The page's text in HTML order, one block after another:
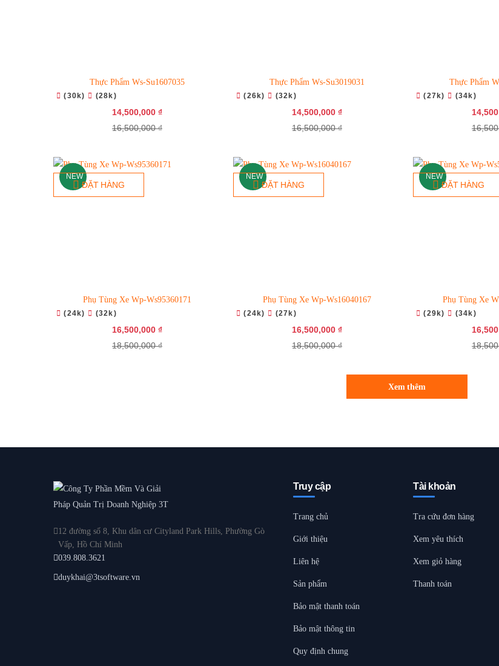
Thực Phẩm Ws-Su1607035
(30k) (28k)
14,500,000 ₫
16,500,000 ₫
Thực Phẩm Ws-Su3019031
(26k) (32k)
14,500,000 ₫
16,500,000 ₫
Thực Phẩm
(27k) (34k)
NEW
ĐẶT HÀNG
Phụ Tùng Xe Wp-Ws95360171
(24k) (32k)
16,500,000 ₫
18,500,000 ₫
NEW
ĐẶT HÀNG
Phụ Tùng Xe Wp-Ws16040167
(24k) (27k)
16,500,000 ₫
18,500,000 ₫
NEW
ĐẶT HÀNG
Phụ Tùng Xe
(29k) (34k)
Xem thêm
12 đường số 8, Khu dân cư Cityland Park Hills, Phường Gò
Vấp, Hồ Chí Minh
039.808.3621
duykhai@3tsoftware.vn
Truy cập
Trang chủ
Giới thiệu
Liên hệ
Sản phẩm
Bảo mật thanh toán
Bảo mật thông tin
Quy định chung
Tài khoản
Tra cứu đơn hàng
Xem yêu thích
Xem giỏ hàng
Thanh toán